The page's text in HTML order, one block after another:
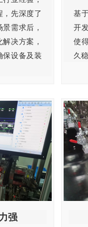
先深度了
需求后，
决方案，
保设备及装
基
开
使
久
强